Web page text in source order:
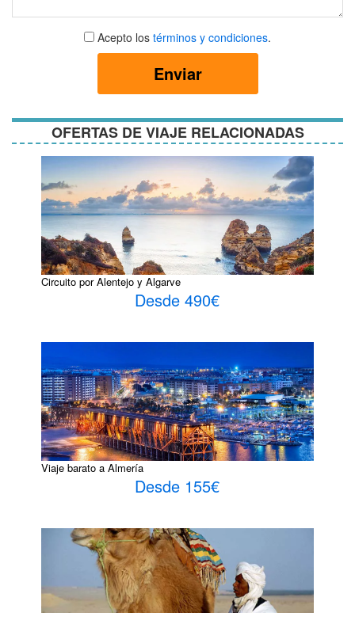
Aceptar
términos
Acepto los términos y condiciones.
Enviar
OFERTAS DE VIAJE RELACIONADAS
Circuito por Alentejo y Algarve
Desde 490€
Viaje barato a Almería
Desde 155€